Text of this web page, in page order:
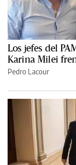
Los jefes del
Karina Milei
Pedro Lacour